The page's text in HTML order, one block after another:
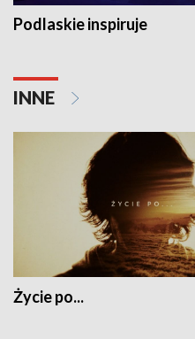
Podlaskie inspiruje
INNE
Życie po...